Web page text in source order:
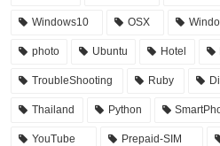
Windows10 OSX
photo Ubuntu Hotel
TroubleShooting Ruby
Thailand Python
YouTube Prepaid-SIM